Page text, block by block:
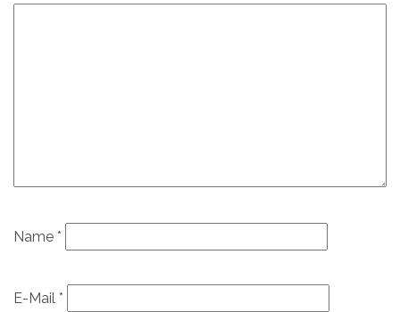
Name *
E-Mail *